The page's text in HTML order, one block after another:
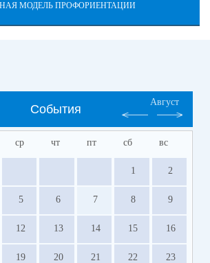
МОДЕЛЬ ПРОФОРИЕНТАЦИИ
События
Август
ср чт пт сб вс
1 2
5 6 7 8 9
12 13 14 15 16
19 20 21 22 23